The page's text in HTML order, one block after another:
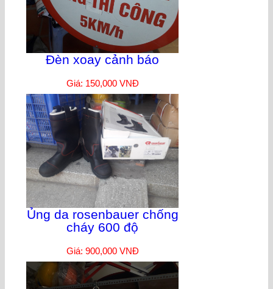
Đèn xoay cảnh báo
Giá: 150,000 VNĐ
Ủng da rosenbauer chống
cháy 600 độ
Giá: 900,000 VNĐ